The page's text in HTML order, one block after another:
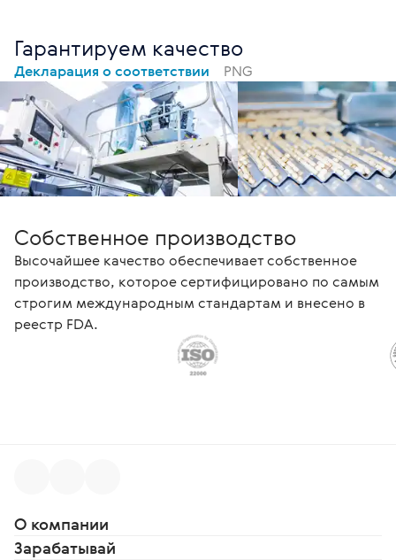
Гарантируем качество
Декларация о соответствии PNG
Собственное производство
Высочайшее качество обеспечивает собственное
производство, которое сертифицировано по самым
строгим международным стандартам и внесено в
реестр FDA.
О компании
Зарабатывай